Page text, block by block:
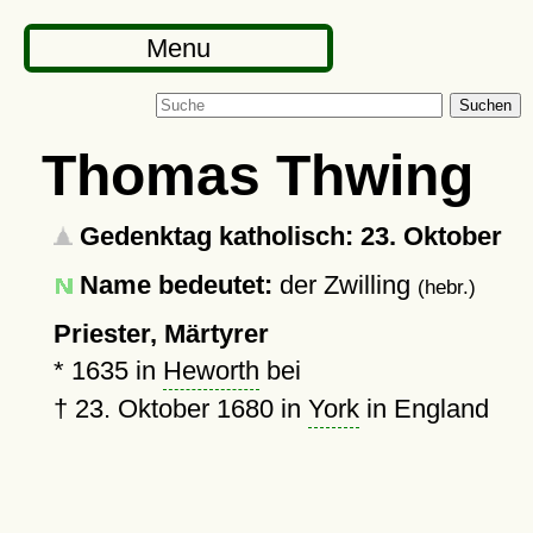
Menu
Suchen
Thomas Thwing
Gedenktag katholisch: 23. Oktober
Name bedeutet: der Zwilling (hebr.)
Priester, Märtyrer
* 1635in Heworth bei
† 23. Oktober 1680in Yorkin England